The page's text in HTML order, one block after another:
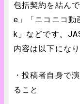
包括契約を結ん
e」「ニコニコ動
k」などです。
内容は以下になり
・投稿者自身で
ること